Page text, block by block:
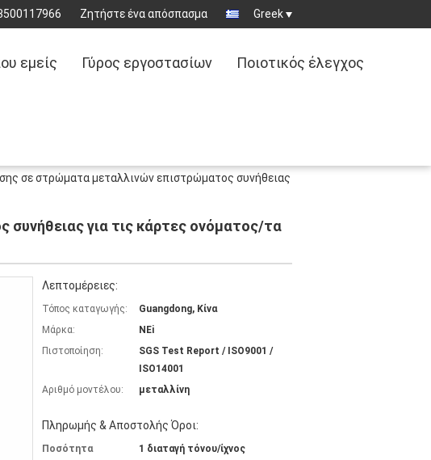
Ζητήστε ένα απόσπασμα Greek
εμείς Γύρος εργοστασίων Ποιοτικός έλεγχος
σε στρώματα μεταλλινών επιστρώματος συνήθειας
για τις κάρτες ονόματος/τα
Λεπτομέρειες:
Τόπος καταγωγής:
Guangdong, Κίνα
Μάρκα:
NEi
Πιστοποίηση:
SGS Test Report / ISO9001 /
ISO14001
Αριθμό μοντέλου:
μεταλλίνη
Πληρωμής & Αποστολής Όροι:
Ποσότητα
1 διαταγή τόνου/ίχνος